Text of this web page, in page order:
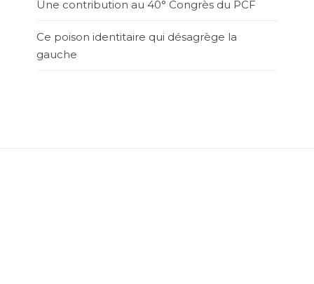
Une contribution au 40° Congrès du PCF
Ce poison identitaire qui désagrège la
gauche